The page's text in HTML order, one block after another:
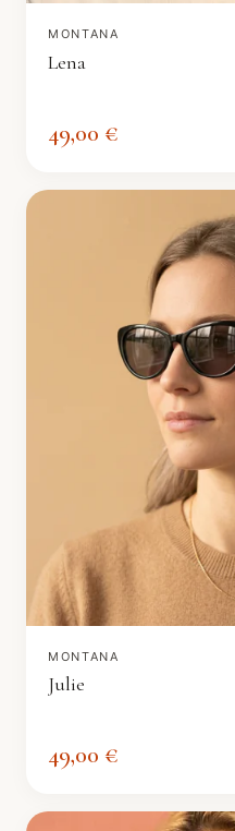
MONTANA
Lena
49,00 €
MONTANA
Julie
49,00 €